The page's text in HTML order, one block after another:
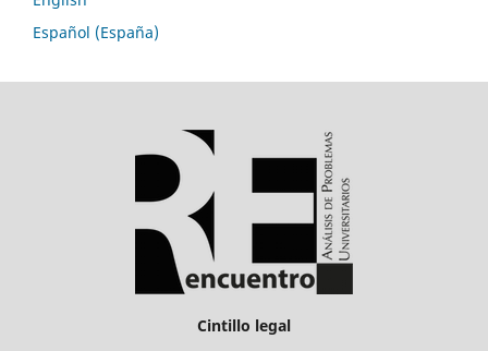
Español (España)
Cintillo legal